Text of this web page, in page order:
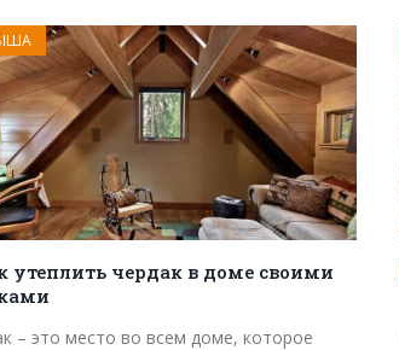
утеплить чердак в доме своими
– это место во всем доме, которое